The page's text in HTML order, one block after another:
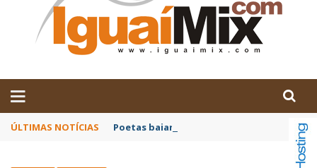
ÚLTIMAS NOTÍCIAS Poetas baianos representam o Brasil no